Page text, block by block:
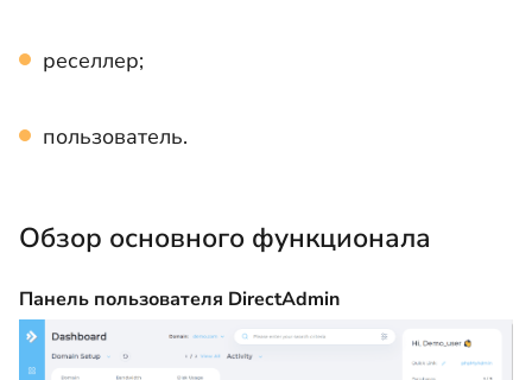
реселлер;
пользователь.
Обзор основного функционала
Панель пользователя DirectAdmin